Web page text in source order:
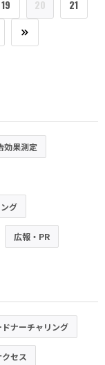
19 20
21
効果測定
グ
広報・PR
ドナーチャリング
セス